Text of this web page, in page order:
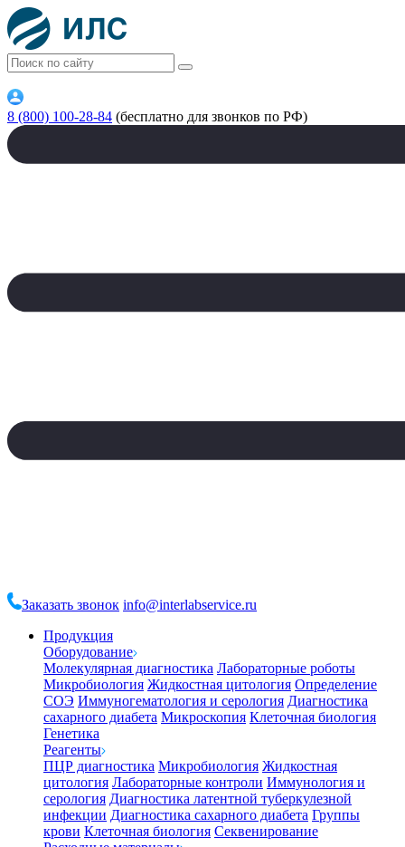
8 (800) 100-28-84 (бесплатно для звонков по РФ)
Заказать звонок info@interlabservice.ru
Продукция
Оборудование
Молекулярная диагностика Лабораторные роботы
Микробиология Жидкостная цитология Определение
СОЭ Иммуногематология и серология Диагностика
сахарного диабета Микроскопия Клеточная биология
Генетика
Реагенты
ПЦР диагностика Микробиология Жидкостная
цитология Лабораторные контроли Иммунология и
серология Диагностика латентной туберкулезной
инфекции Диагностика сахарного диабета Группы
крови Клеточная биология Секвенирование